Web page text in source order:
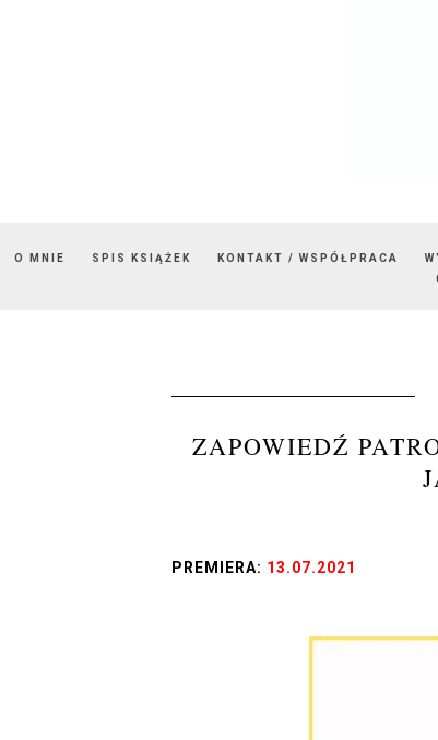
O MNIE SPIS KSIĄŻEK KONTAKT / WSPÓŁPRACA
ZAPOWIEDŹ
PREMIERA: 13.07.2021